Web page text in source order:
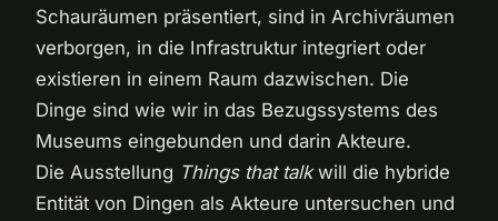
Schauräumen präsentiert, sind in Archivräumen
verborgen, in die Infrastruktur integriert oder
existieren in einem Raum dazwischen. Die
Dinge sind wie wir in das Bezugssystems des
Museums eingebunden und darin Akteure.
Die Ausstellung Things that talkwill die hybride
Entität von Dingen als Akteure untersuchen und